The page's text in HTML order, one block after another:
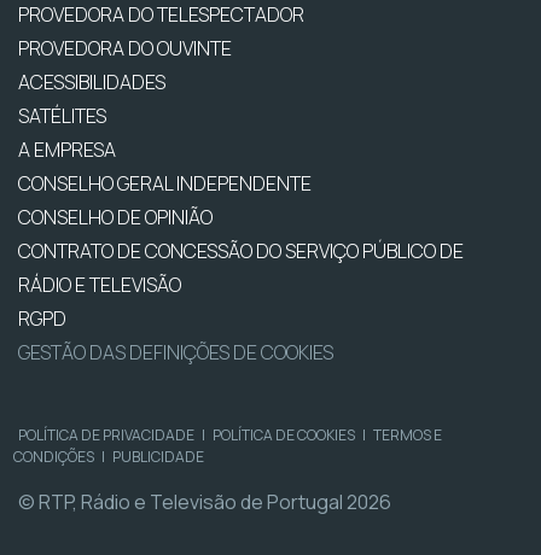
PROVEDORA DO TELESPECTADOR
PROVEDORA DO OUVINTE
ACESSIBILIDADES
SATÉLITES
A EMPRESA
CONSELHO GERAL INDEPENDENTE
CONSELHO DE OPINIÃO
CONTRATO DE CONCESSÃO DO SERVIÇO PÚBLICO DE
RÁDIO E TELEVISÃO
RGPD
GESTÃO DAS DEFINIÇÕES DE COOKIES
POLÍTICA DE PRIVACIDADE | POLÍTICA DE COOKIES | TERMOS E
CONDIÇÕES | PUBLICIDADE
© RTP, Rádio e Televisão de Portugal 2026